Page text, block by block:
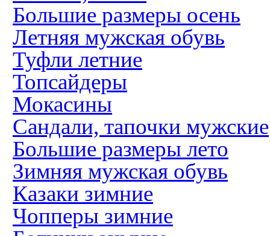
Большие размеры осень
Летняя мужская обувь
Туфли летние
Топсайдеры
Мокасины
Сандали, тапочки мужские
Большие размеры лето
Зимняя мужская обувь
Казаки зимние
Чопперы зимние